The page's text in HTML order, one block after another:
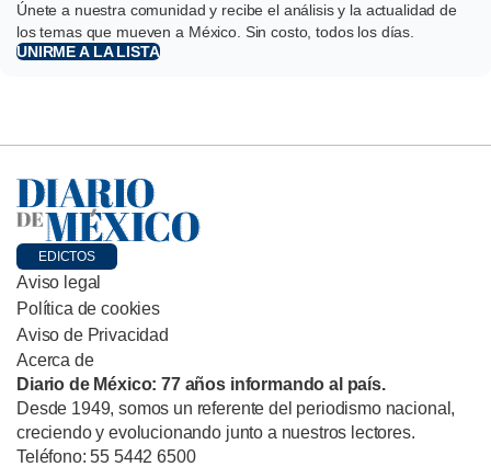
Únete a nuestra comunidad y recibe el análisis y la actualidad de
los temas que mueven a México. Sin costo, todos los días.
UNIRME A LA LISTA
EDICTOS
Aviso legal
Política de cookies
Aviso de Privacidad
Acerca de
Diario de México: 77 años informando al país.
Desde 1949, somos un referente del periodismo nacional,
creciendo y evolucionando junto a nuestros lectores.
Teléfono: 55 5442 6500